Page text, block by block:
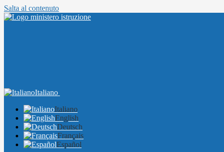
Salta al contenuto
Italiano
Italiano
English
Deutsch
Français
Español